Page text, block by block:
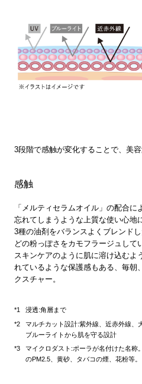
3段階で感触が変化することで、美
感触
「メルティセラムオイル」の配合
忘れてしまうような上質な使い心地
3種の油剤をバランスよくブレンド
どの粉っぽさをカモフラージュして
スキンケアのように肌に溶け込むよ
れているような保護感もある、毎朝
クスチャー。
浸透:角層まで
マルチカット設計:紫外線、近赤外線、
ブルーライトから肌を守る設計
マイクロダスト:ポーラが名付けた名称
のPM2.5、黄砂、タバコの煙、花粉等。